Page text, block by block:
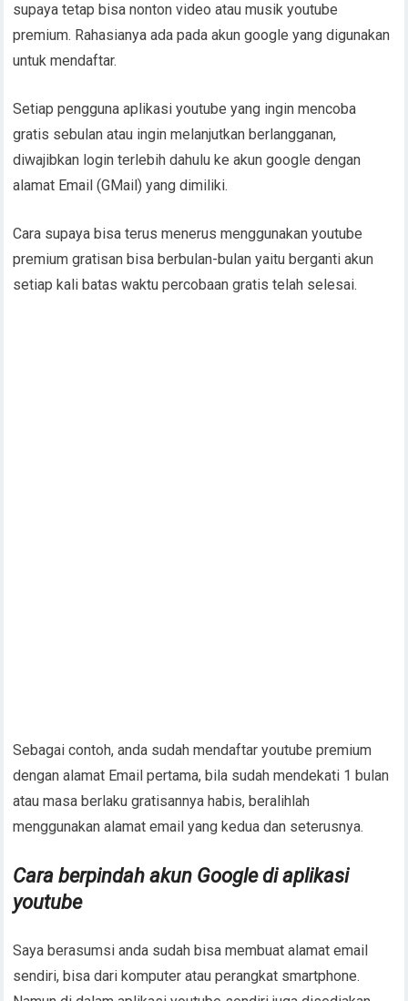
supaya tetap bisa nonton video atau musik youtube
premium. Rahasianya ada pada akun google yang digunakan
untuk mendaftar.
Setiap pengguna aplikasi youtube yang ingin mencoba
gratis sebulan atau ingin melanjutkan berlangganan,
diwajibkan login terlebih dahulu ke akun google dengan
alamat Email (GMail) yang dimiliki.
Cara supaya bisa terus menerus menggunakan youtube
premium gratisan bisa berbulan-bulan yaitu berganti akun
setiap kali batas waktu percobaan gratis telah selesai.
Sebagai contoh, anda sudah mendaftar youtube premium
dengan alamat Email pertama, bila sudah mendekati 1 bulan
atau masa berlaku gratisannya habis, beralihlah
menggunakan alamat email yang kedua dan seterusnya.
Cara berpindah akun Google di aplikasi
youtube
Saya berasumsi anda sudah bisa membuat alamat email
sendiri, bisa dari komputer atau perangkat smartphone.